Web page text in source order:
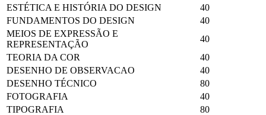
ESTÉTICA E HISTÓRIA DO DESIGN
40
FUNDAMENTOS DO DESIGN
40
MEIOS DE EXPRESSÃO E
REPRESENTAÇÃO
40
TEORIA DA COR
40
DESENHO DE OBSERVACAO
40
DESENHO TÉCNICO
80
FOTOGRAFIA
40
TIPOGRAFIA
80